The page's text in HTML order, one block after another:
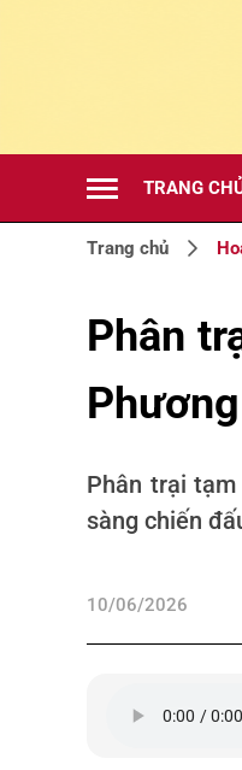
TRANG
Trang chủ
Phân
Phân trại
sàng chiến
10/06/2026